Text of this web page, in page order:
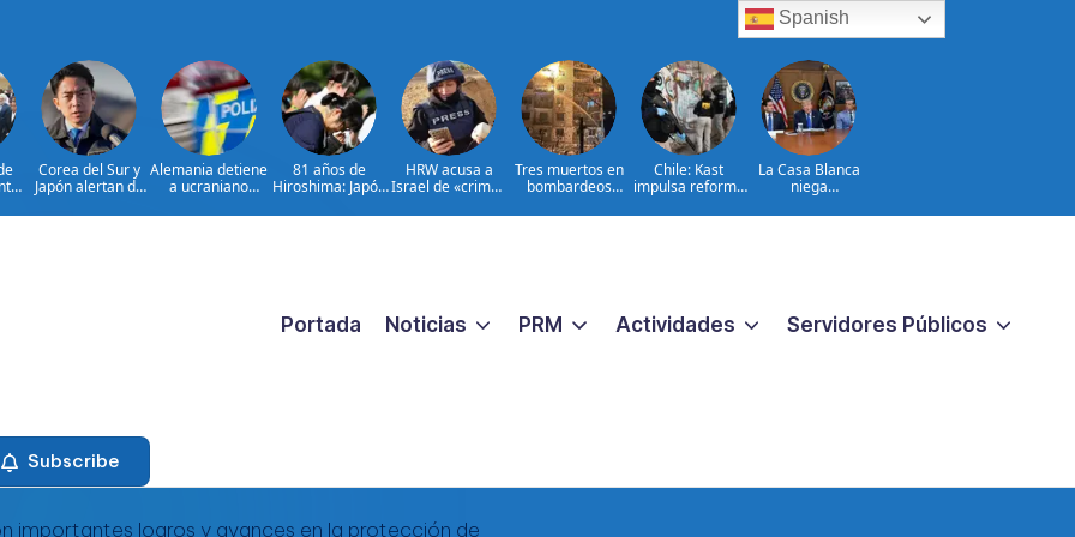
Corea del Sur y
Japón alertan de
norcoreano
Alemania detiene
a ucraniano
espionaje
81 años de
Hiroshima: Japón
no nucleares
HRW acusa a
Israel de «crimen
periodistas
Tres muertos en
bombardeos
noreste de
Chile: Kast
impulsa reforma
crimen
La Casa Blanca
niega
entre Trump y
Portada Noticias PRM Actividades Servidores Públicos
Subscribe
Spanish